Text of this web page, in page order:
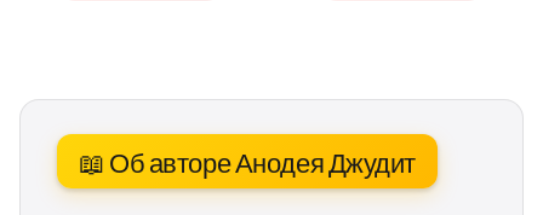
📖 Об авторе Анодея Джудит